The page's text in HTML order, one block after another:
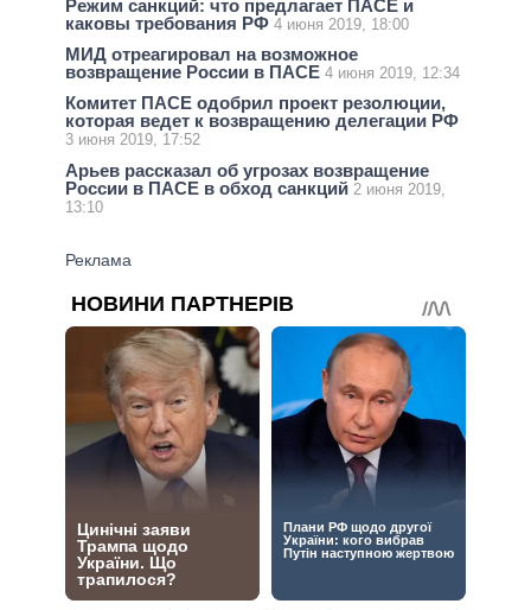
Режим санкций: что предлагает ПАСЕ и
каковы требования РФ 4 июня 2019, 18:00
МИД отреагировал на возможное
возвращение России в ПАСЕ 4 июня 2019, 12:34
Комитет ПАСЕ одобрил проект резолюции,
которая ведет к возвращению делегации РФ
3 июня 2019, 17:52
Арьев рассказал об угрозах возвращение
России в ПАСЕ в обход санкций 2 июня 2019,
13:10